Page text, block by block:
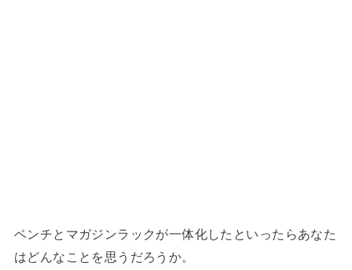
ベンチとマガジンラックが一体化したといったらあなた
はどんなことを思うだろうか。